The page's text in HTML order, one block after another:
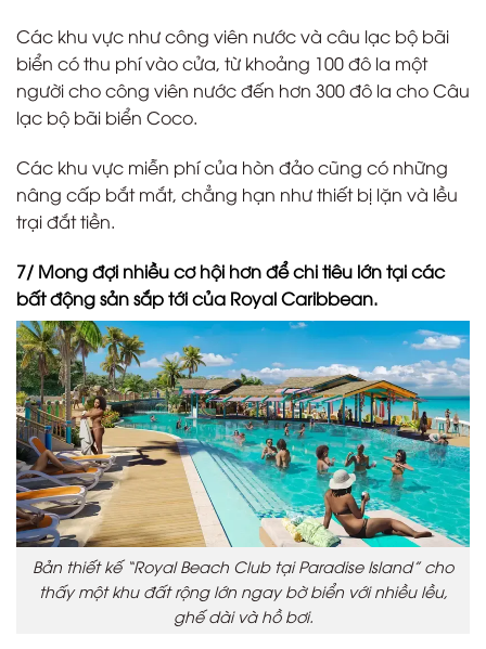
Các khu vực như công viên nước và câu lạc bộ bãi
biển có thu phí vào cửa, từ khoảng 100 đô la một
người cho công viên nước đến hơn 300 đô la cho Câu
lạc bộ bãi biển Coco.
Các khu vực miễn phí của hòn đảo cũng có những
nâng cấp bắt mắt, chẳng hạn như thiết bị lặn và lều
trại đắt tiền.
7/ Mong đợi nhiều cơ hội hơn để chi tiêu lớn tại các
bất động sản sắp tới của Royal Caribbean.
Bản thiết kế “Royal Beach Club tại Paradise Island” cho
thấy một khu đất rộng lớn ngay bờ biển với nhiều lều,
ghế dài và hồ bơi.